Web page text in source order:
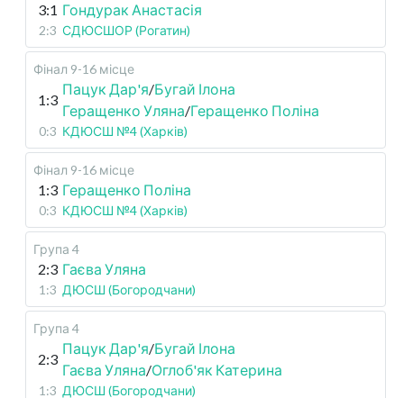
3:1 Гондурак Анастасія
2:3 СДЮСШОР (Рогатин)
Фінал 9-16 місце
1:3
Пацук Дар'я/Бугай Ілона
Геращенко Уляна/Геращенко Поліна
0:3 КДЮСШ №4 (Харків)
Фінал 9-16 місце
1:3 Геращенко Поліна
0:3 КДЮСШ №4 (Харків)
Група 4
2:3 Гаєва Уляна
1:3 ДЮСШ (Богородчани)
Група 4
2:3
Пацук Дар'я/Бугай Ілона
Гаєва Уляна/Оглоб'як Катерина
1:3 ДЮСШ (Богородчани)